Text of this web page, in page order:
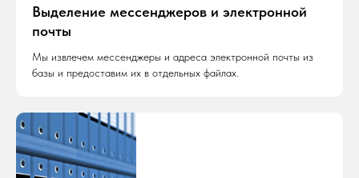
Выделение мессенджеров и электронной
почты
Мы извлечем мессенджеры и адреса электронной почты из
базы и предоставим их в отдельных файлах.